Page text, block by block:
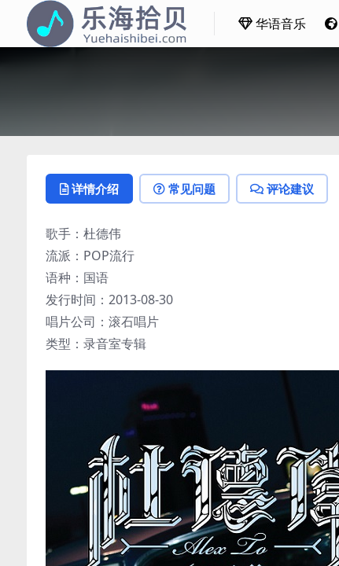
华语音乐
详情介绍 常见问题 评论建议
歌手：杜德伟
流派：POP流行
语种：国语
发行时间：2013-08-30
唱片公司：滚石唱片
类型：录音室专辑